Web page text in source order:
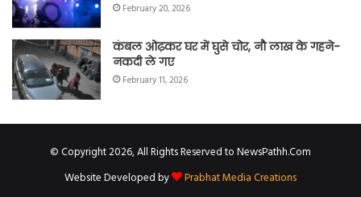
February 20, 2026
कंबल ओढ़कर घर में घुसे चोर, नौ लाख के गहने-
नकदी ले गए
February 11, 2026
© Copyright 2026, All Rights Reserved to NewsPathh.Com
Website Developed by
Prabhat Media Creations